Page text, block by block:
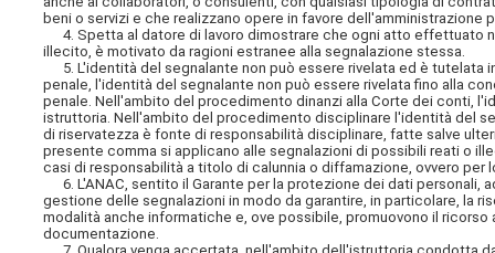
beni o servizi e che realizzano opere in favore dell'amministrazione
4. Spetta al datore di lavoro dimostrare che ogni atto effettuato
illecito, è motivato da ragioni estranee alla segnalazione stessa.
5. L'identità del segnalante non può essere rivelata ed è tutelata
penale, l'identità del segnalante non può essere rivelata fino alla
penale. Nell'ambito del procedimento dinanzi alla Corte dei conti,
istruttoria. Nell'ambito del procedimento disciplinare l'identità del
di riservatezza è fonte di responsabilità disciplinare, fatte salve
presente comma si applicano alle segnalazioni di possibili reati o
casi di responsabilità a titolo di calunnia o diffamazione, ovvero
6. L'ANAC, sentito il Garante per la protezione dei dati personali,
gestione delle segnalazioni in modo da garantire, in particolare, la
modalità anche informatiche e, ove possibile, promuovono il
documentazione.